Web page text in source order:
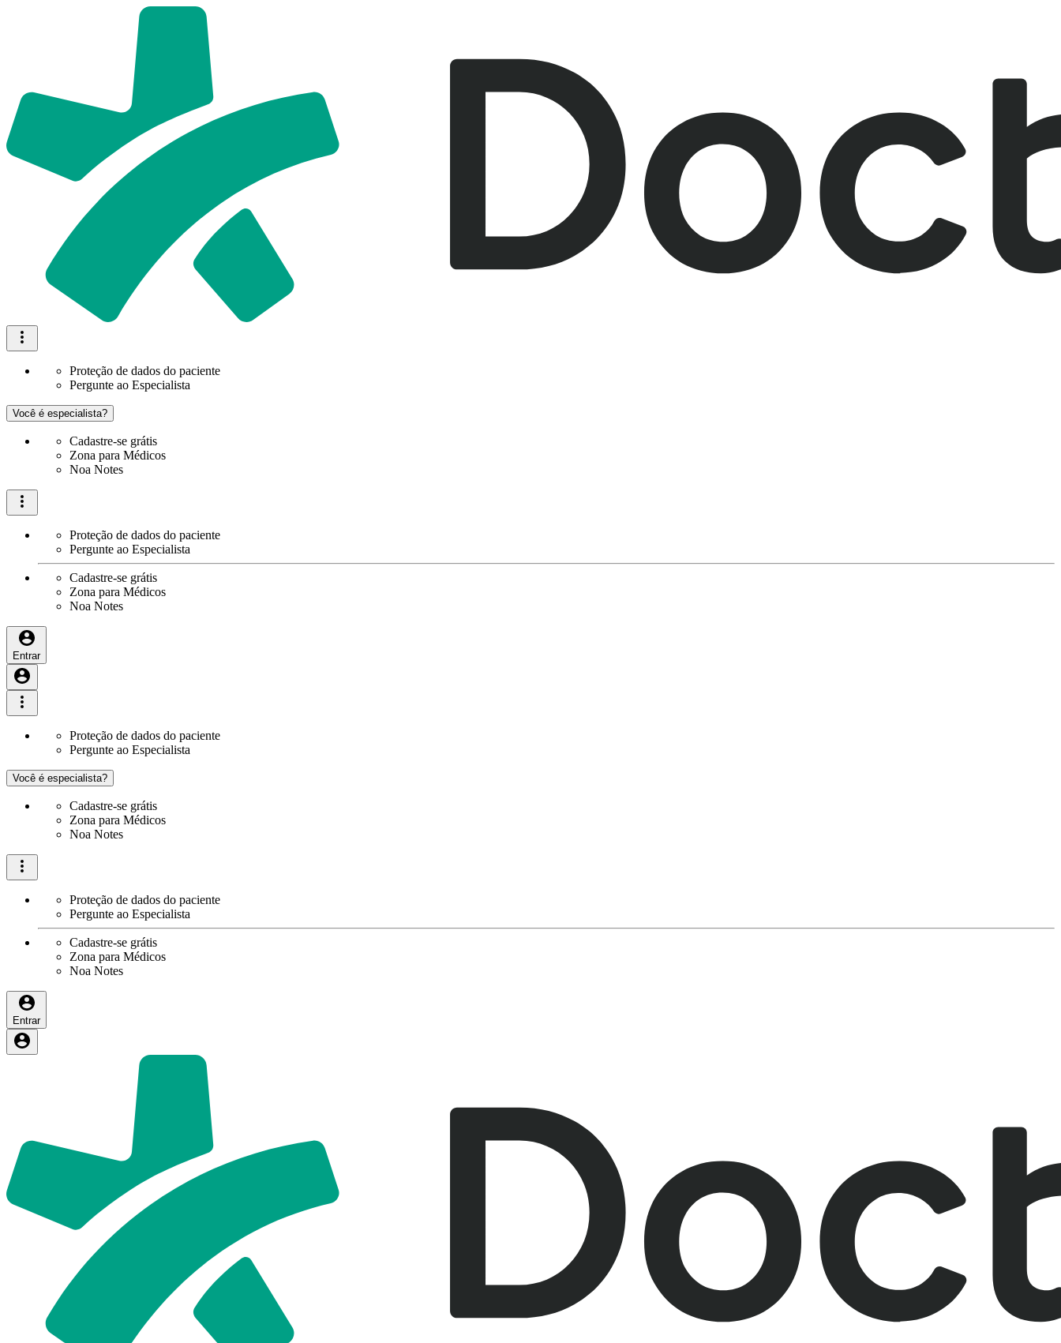
Proteção de dados do paciente
Pergunte ao Especialista
Você é especialista?
Cadastre-se grátis
Zona para Médicos
Noa Notes
Proteção de dados do paciente
Pergunte ao Especialista
Cadastre-se grátis
Zona para Médicos
Noa Notes
Entrar
Proteção de dados do paciente
Pergunte ao Especialista
Você é especialista?
Cadastre-se grátis
Zona para Médicos
Noa Notes
Proteção de dados do paciente
Pergunte ao Especialista
Cadastre-se grátis
Zona para Médicos
Noa Notes
Entrar